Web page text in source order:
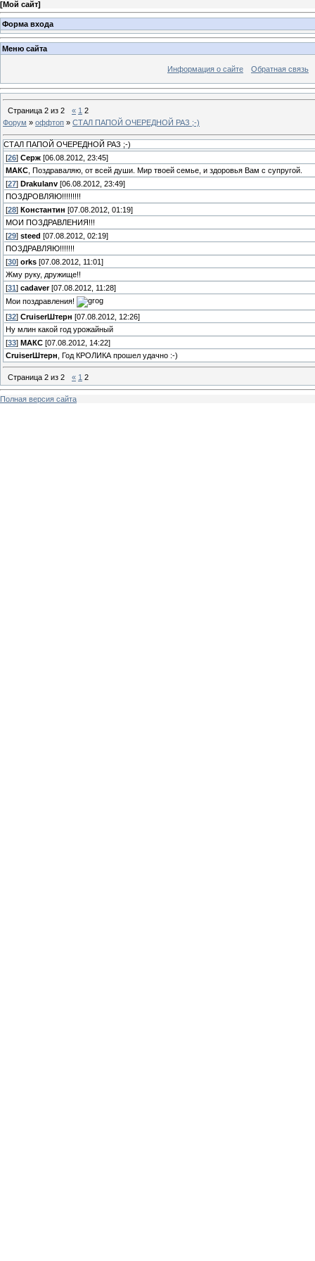
[Мой сайт]
Форма входа
Меню сайта
Информация о сайте Обратная связь
Страница 2 из 2 « 1 2
Форум » оффтоп » СТАЛ ПАПОЙ ОЧЕРЕДНОЙ РАЗ ;-)
СТАЛ ПАПОЙ ОЧЕРЕДНОЙ РАЗ ;-)
[26] Серж [06.08.2012, 23:45]
МАКС , Поздраваляю, от всей души. Мир твоей семье, и здоровья Вам с супругой.
[27] Drakulanv [06.08.2012, 23:49]
ПОЗДРОВЛЯЮ!!!!!!!!!
[28] Константин [07.08.2012, 01:19]
МОИ ПОЗДРАВЛЕНИЯ!!!
[29] steed [07.08.2012, 02:19]
ПОЗДРАВЛЯЮ!!!!!!!
[30] orks [07.08.2012, 11:01]
Жму руку, дружище!!
[31 ] cadaver[07.08.2012, 11:28]
Мои поздравления!
[32] СruiserШтерн [07.08.2012, 12:26]
Ну млин какой год урожайный
[33] МАКС [07.08.2012, 14:22]
СruiserШтерн , Год КРОЛИКА прошел удачно :-)
Страница 2 из 2 « 1 2
Полная версия сайта